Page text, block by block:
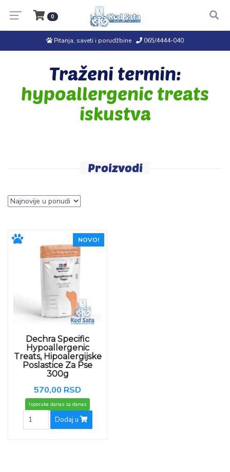
0
Pitanja, saveti i porudžbine 065/4444-040
Traženi termin:
hypoallergenic treats
iskustva
Proizvodi
NOVO!
Dechra Specific
Hypoallergenic
Treats, Hipoalergijske
Poslastice Za Pse
300g
570,00 RSD
Isporuka danas za danas
Dodaj u